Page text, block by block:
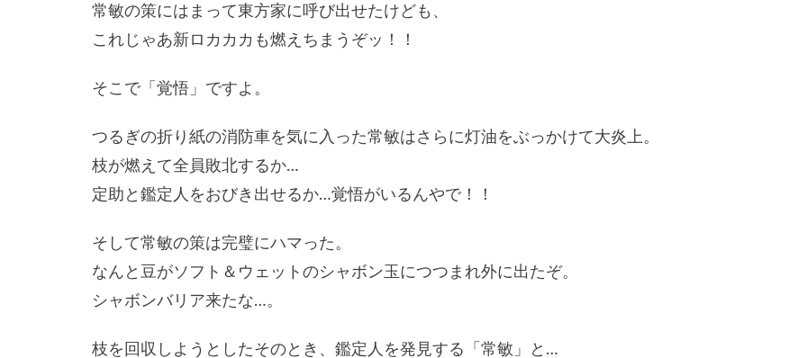
常敏の策にはまって東方家に呼び出せたけども、
これじゃあ新ロカカカも燃えちまうぞッ！！
そこで「覚悟」ですよ。
つるぎの折り紙の消防車を気に入った常敏はさらに灯油をぶっかけて大炎上。
枝が燃えて全員敗北するか…
定助と鑑定人をおびき出せるか…覚悟がいるんやで！！
そして常敏の策は完璧にハマった。
なんと豆がソフト＆ウェットのシャボン玉につつまれ外に出たぞ。
シャボンバリア来たな…。
枝を回収しようとしたそのとき、鑑定人を発見する「常敏」と…